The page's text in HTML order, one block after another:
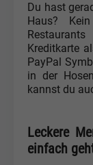
Du hast
Haus?
Kreditkarte
PayPal
in der
kannst du
Leckere
einfach